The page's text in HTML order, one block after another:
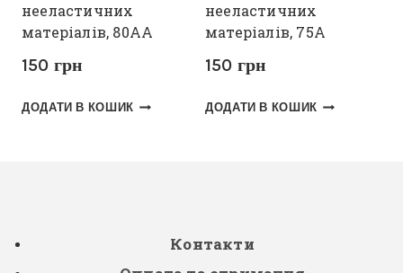
нееластичних
матеріалів, 80АА
150 грн
ДОДАТИ В КОШИК
нееластичних
матеріалів, 75А
150 грн
ДОДАТИ В КОШИК
Контакти